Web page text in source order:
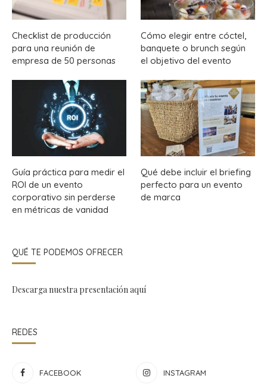
Checklist de producción
para una reunión de
empresa de 50 personas
Cómo elegir entre cóctel,
banquete o brunch según
el objetivo del evento
Guía práctica para medir el
ROI de un evento
corporativo sin perderse
en métricas de vanidad
Qué debe incluir el briefing
perfecto para un evento
de marca
QUÉ TE PODEMOS OFRECER
Descarga nuestra presentaciónaquí
REDES
FACEBOOK INSTAGRAM